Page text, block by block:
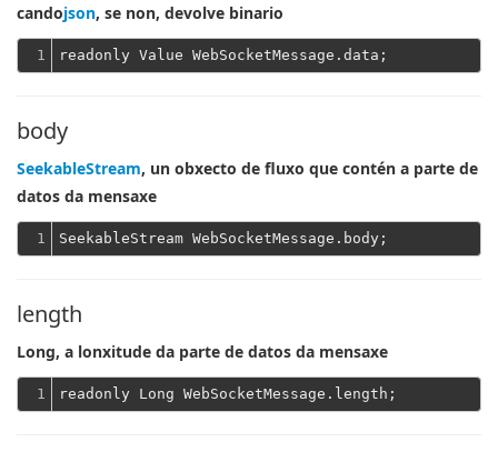
candojson, se non, devolve binario
1
body
SeekableStream, un obxecto de fluxo que contén a parte de
datos da mensaxe
1
length
Long, a lonxitude da parte de datos da mensaxe
1